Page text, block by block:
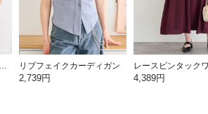
サンリオキャラクターズ ダブルZIPラメトップス
リブフェイクカーディガン
2,739円 4,389円